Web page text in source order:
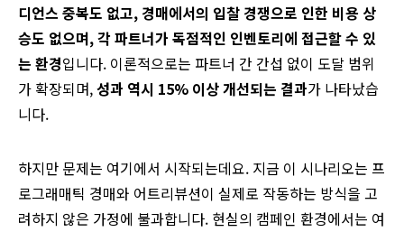
디언스 중복도 없고, 경매에서의 입찰 경쟁으로 인한 비용 상
승도 없으며, 각 파트너가 독점적인 인벤토리에 접근할 수 있
는 환경입니다. 이론적으로는 파트너 간 간섭 없이 도달 범위
가 확장되며,성과 역시 15% 이상 개선되는 결과가 나타났습
니다.
하지만 문제는 여기에서 시작되는데요. 지금 이 시나리오는 프
로그래매틱 경매와 어트리뷰션이 실제로 작동하는 방식을 고
려하지 않은 가정에 불과합니다. 현실의 캠페인 환경에서는 여